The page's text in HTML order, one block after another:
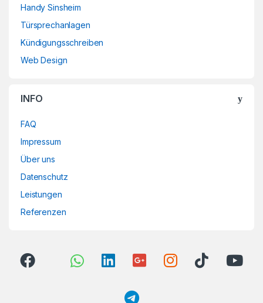
Handy Sinsheim
Türsprechanlagen
Kündigungsschreiben
Web Design
INFO
FAQ
Impressum
Über uns
Datenschutz
Leistungen
Referenzen